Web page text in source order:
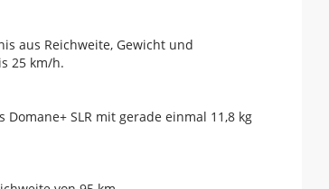
aus Reichweite, Gewicht und
25 km/h.
SLR mit gerade einmal 11,8 kg